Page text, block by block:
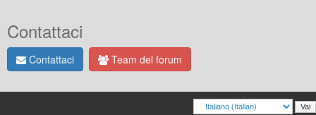
Contattaci
Contattaci Team del forum